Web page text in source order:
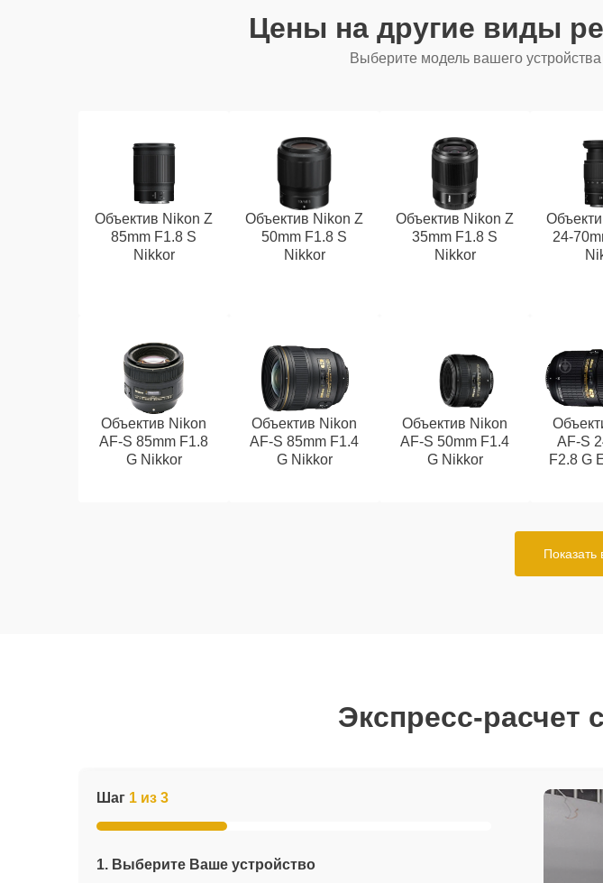
Цены на другие виды
Выберите модель вашего
Объектив Nikon Z
85mm F1.8 S
Nikkor
Объектив Nikon Z
50mm F1.8 S
Nikkor
Объектив Nikon Z
35mm F1.8 S
Nikkor
24-
Объектив Nikon
AF-S 85mm F1.8
G Nikkor
Объектив Nikon
AF-S 85mm F1.4
G Nikkor
Объектив Nikon
AF-S 50mm F1.4
G Nikkor
AF-S
F2.8 G
Показать
Экспресс-расчет
Шаг 1 из 3
1. Выберите Ваше устройство